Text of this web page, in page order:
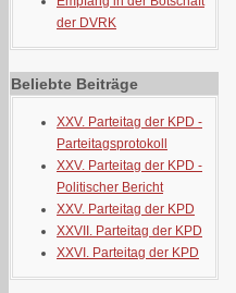
der DVRK
Beliebte Beiträge
XXV. Parteitag der KPD -
Parteitagsprotokoll
XXV. Parteitag der KPD -
Politischer Bericht
XXV. Parteitag der KPD
XXVII. Parteitag der KPD
XXVI. Parteitag der KPD